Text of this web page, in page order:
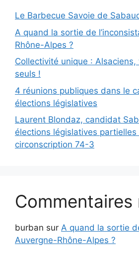
Le Barbecue Savoie de
A quand la sortie de
Rhône-Alpes ?
Collectivité unique : Alsaciens,
seuls !
4 réunions publiques dans le
élections législatives
Laurent Blondaz, candidat
élections législatives partielles
circonscription 74-3
Commentaires
burban sur A quand la sortie
Auvergne-Rhône-Alpes ?